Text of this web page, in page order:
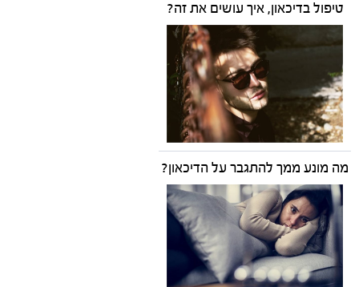
טיפול בדיכאון, איך עושים את זה?
מה מונע ממך להתגבר על הדיכאון?